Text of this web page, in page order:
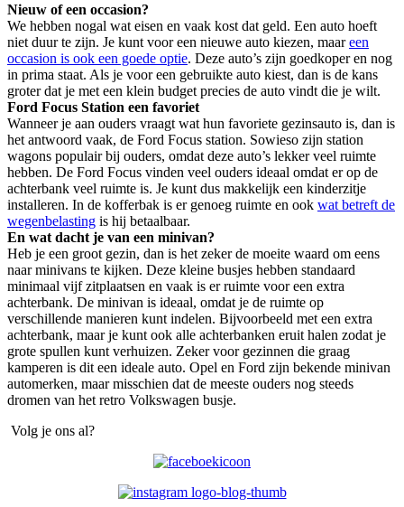
Nieuw of een occasion?
We hebben nogal wat eisen en vaak kost dat geld. Een auto hoeft
niet duur te zijn. Je kunt voor een nieuwe auto kiezen, maareen
occasion is ook een goede optie. Deze auto’s zijn goedkoper en nog
in prima staat. Als je voor een gebruikte auto kiest, dan is de kans
groter dat je met een klein budget precies de auto vindt die je wilt.
Ford Focus Station een favoriet
Wanneer je aan ouders vraagt wat hun favoriete gezinsauto is, dan is
het antwoord vaak, de Ford Focus station. Sowieso zijn station
wagons populair bij ouders, omdat deze auto’s lekker veel ruimte
hebben. De Ford Focus vinden veel ouders ideaal omdat er op de
achterbank veel ruimte is. Je kunt dus makkelijk een kinderzitje
installeren. In de kofferbak is er genoeg ruimte en ook wat betreft de
wegenbelasting is hij betaalbaar.
En wat dacht je van een minivan?
Heb je een groot gezin, dan is het zeker de moeite waard om eens
naar minivans te kijken. Deze kleine busjes hebben standaard
minimaal vijf zitplaatsen en vaak is er ruimte voor een extra
achterbank. De minivan is ideaal, omdat je de ruimte op
verschillende manieren kunt indelen. Bijvoorbeeld met een extra
achterbank, maar je kunt ook alle achterbanken eruit halen zodat je
grote spullen kunt verhuizen. Zeker voor gezinnen die graag
kamperen is dit een ideale auto. Opel en Ford zijn bekende minivan
automerken, maar misschien dat de meeste ouders nog steeds
dromen van het retro Volkswagen busje.
Volg je ons al?